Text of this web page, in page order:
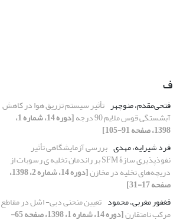
ف
فتحی‌مقدم، منوچهر تأثیر سیستم تزریق هوا در کاهش
آبشستگی قوس ملایم 90 درجه [دوره 14، شماره 1،
1398، صفحه 91-105]
فرد شیرایه، مهدی بررسی آزمایشگاهی تأثیر
نفوذپذیری سازۀ SFM بر راندمان تخلیه ی رسوبات از
دریچه‌های تخلیه‌ در مخازن [دوره 14، شماره 2، 1398،
صفحه 17-31]
فغفور مغربی، محمود تعیین منحنی دبی- اشل در مقاطع
مرکب نامتقارن [دوره 14، شماره 1، 1398، صفحه 65-